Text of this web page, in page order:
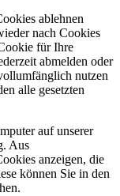
ablehnen
nach Cookies
für Ihre
abmelden oder
nutzen
alle gesetzten
auf unserer
Aus
anzeigen, die
können Sie in den